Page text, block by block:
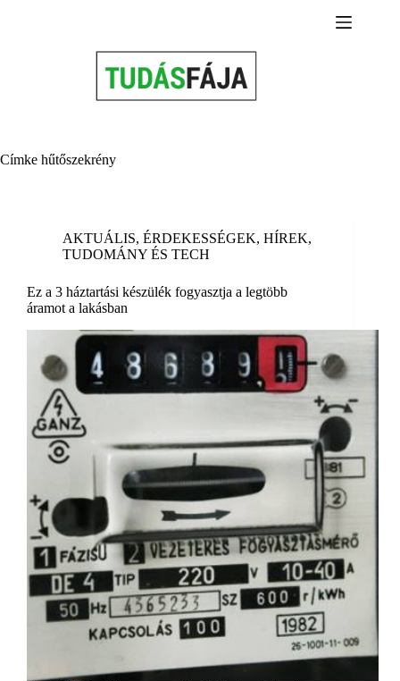
Címke hűtőszekrény
AKTUÁLIS, ÉRDEKESSÉGEK, HÍREK,
TUDOMÁNY ÉS TECH
Ez a 3 háztartási készülék fogyasztja a legtöbb
áramot a lakásban